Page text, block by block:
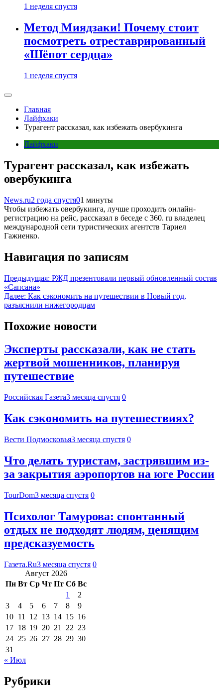
1 неделя спустя
Метод Миядзаки! Почему стоит
посмотреть отреставрированный
«Шёпот сердца»
1 неделя спустя
Главная
Лайфхаки
Турагент рассказал, как избежать овербукинга
Лайфхаки
Турагент рассказал, как избежать
овербукинга
News.ru2 года спустя01 минуты
Чтобы избежать овербукинга, лучше проходить онлайн-
регистрацию на рейс, рассказал в беседе с 360. ru владелец
международной сети туристических агентств Тариел
Гажиенко.
Навигация по записям
Предыдущая: РЖД презентовали первый обновленный состав
«Сапсана»
Далее: Как сэкономить на путешествии в Новый год,
разъяснили нижегородцам
Похожие новости
Эксперты рассказали, как не стать
жертвой мошенников, планируя
путешествие
Российская Газета3 месяца спустя 0
Как сэкономить на путешествиях?
Вести Подмосковья3 месяца спустя 0
Что делать туристам, застрявшим из-
за закрытия аэропортов на юге России
TourDom3 месяца спустя 0
Психолог Тамурова: спонтанный
отдых не подходят людям, ценящим
предсказуемость
Газета.Ru3 месяца спустя 0
Август 2026
Пн Вт Ср Чт Пт Сб Вс
1
2
3
4 5 6 7 8
9
10 11 12 13 14 15 16
17 18 19 20 21 22 23
24 25 26 27 28 29 30
31
« Июл
Рубрики